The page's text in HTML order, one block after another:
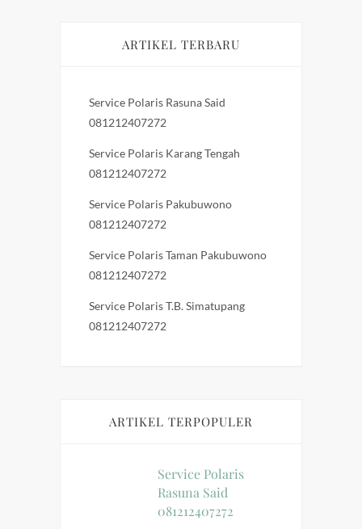
ARTIKEL TERBARU
Service Polaris Rasuna Said
081212407272
Service Polaris Karang Tengah
081212407272
Service Polaris Pakubuwono
081212407272
Service Polaris Taman Pakubuwono
081212407272
Service Polaris T.B. Simatupang
081212407272
ARTIKEL TERPOPULER
Service Polaris
Rasuna Said
081212407272